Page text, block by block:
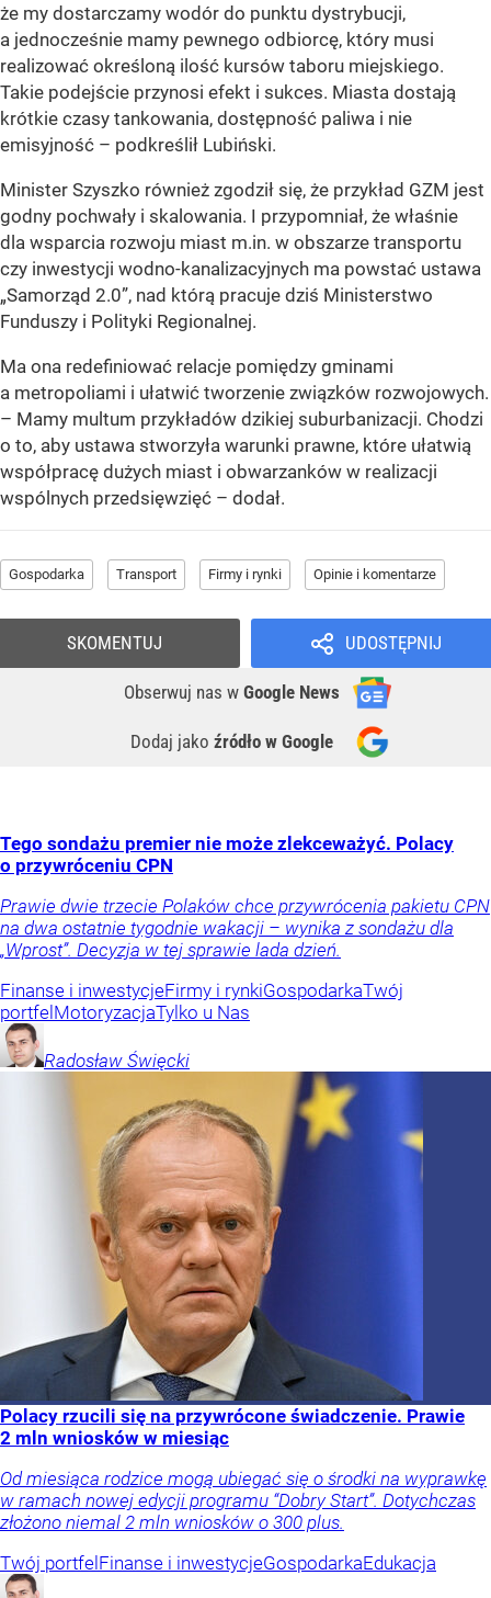
że my dostarczamy wodór do punktu dystrybucji,
a jednocześnie mamy pewnego odbiorcę, który musi
realizować określoną ilość kursów taboru miejskiego.
Takie podejście przynosi efekt i sukces. Miasta dostają
krótkie czasy tankowania, dostępność paliwa i nie
emisyjność – podkreślił Lubiński.
Minister Szyszko również zgodził się, że przykład GZM jest
godny pochwały i skalowania. I przypomniał, że właśnie
dla wsparcia rozwoju miast m.in. w obszarze transportu
czy inwestycji wodno-kanalizacyjnych ma powstać ustawa
„Samorząd 2.0”, nad którą pracuje dziś Ministerstwo
Funduszy i Polityki Regionalnej.
Ma ona redefiniować relacje pomiędzy gminami
a metropoliami i ułatwić tworzenie związków rozwojowych.
– Mamy multum przykładów dzikiej suburbanizacji. Chodzi
o to, aby ustawa stworzyła warunki prawne, które ułatwią
współpracę dużych miast i obwarzanków w realizacji
wspólnych przedsięwzięć – dodał.
Gospodarka Transport Firmy i rynki Opinie i komentarze
UDOSTĘPNIJ
Obserwuj nas w Google News
Dodaj jako źródło w Google
SKOMENTUJ
Tego sondażu premier nie może zlekceważyć. Polacy
o przywróceniu CPN
Prawie dwie trzecie Polaków chce przywrócenia pakietu CPN
na dwa ostatnie tygodnie wakacji – wynika z sondażu dla
„Wprost”. Decyzja w tej sprawie lada dzień.
Finanse i inwestycjeFirmy i rynkiGospodarkaTwój
portfelMotoryzacjaTylko u Nas
Radosław Święcki
Polacy rzucili się na przywrócone świadczenie. Prawie
2 mln wniosków w miesiąc
Od miesiąca rodzice mogą ubiegać się o środki na wyprawkę
w ramach nowej edycji programu “Dobry Start”. Dotychczas
złożono niemal 2 mln wniosków o 300 plus.
Twój portfelFinanse i inwestycjeGospodarkaEdukacja